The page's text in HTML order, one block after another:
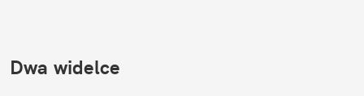
Dwa widelce